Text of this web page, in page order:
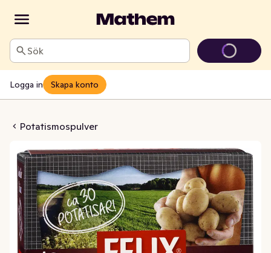
Sök
Logga in Skapa konto
Potatismospulver
12-port